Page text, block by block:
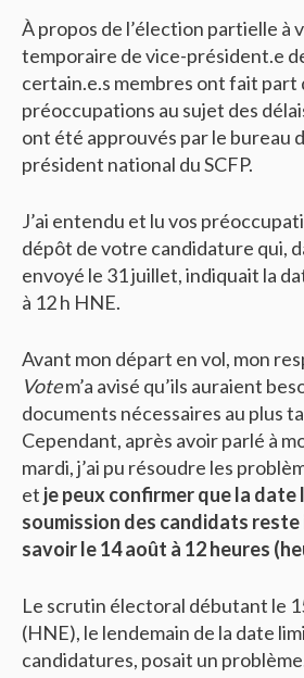
À propos de l’élection partielle à
temporaire de vice-président.e
certain.e.s membres ont fait part
préoccupations au sujet des
ont été approuvés par le bureau
président national du SCFP.
J’ai entendu et lu vos
dépôt de votre candidature qui,
envoyé le 31 juillet, indiquait la
à 12 h HNE.
Avant mon départ en vol, mon
Votem’a avisé qu’ils auraient
documents nécessaires au plus
Cependant, après avoir parlé à
mardi, j’ai pu résoudre les
et je peux confirmer que la date
soumission des candidats reste
savoir le 14 août à 12 heures
Le scrutin électoral débutant le
(HNE), le lendemain de la date
candidatures, posait un